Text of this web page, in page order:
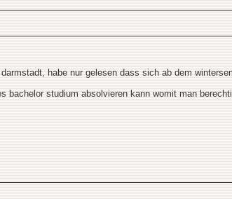
habe nur gelesen dass sich ab dem
bachelor studium absolvieren kann womit man